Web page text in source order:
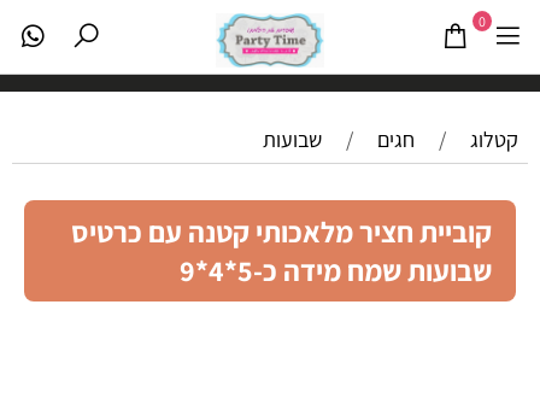
0
קטלוג / חגים / שבועות
קוביית חציר מלאכותי קטנה עם כרטיס
שבועות שמח מידה כ-5*4*9